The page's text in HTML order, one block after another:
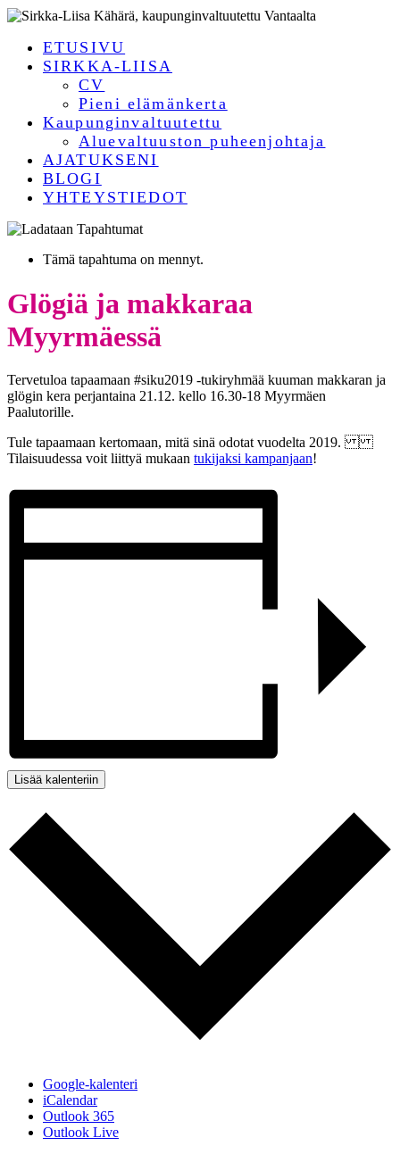
ETUSIVU
SIRKKA-LIISA
CV
Pieni elämänkerta
Kaupunginvaltuutettu
Aluevaltuuston puheenjohtaja
AJATUKSENI
BLOGI
YHTEYSTIEDOT
Tämä tapahtuma on mennyt.
Glögiä ja makkaraa
Myyrmäessä
Tervetuloa tapaamaan #siku2019 -tukiryhmää kuuman makkaran ja
glögin kera perjantaina 21.12. kello 16.30-18 Myyrmäen
Paalutorille.
Tule tapaamaan kertomaan, mitä sinä odotat vuodelta 2019.
Tilaisuudessa voit liittyä mukaan tukijaksi kampanjaan!
Lisää kalenteriin
Google-kalenteri
iCalendar
Outlook 365
Outlook Live